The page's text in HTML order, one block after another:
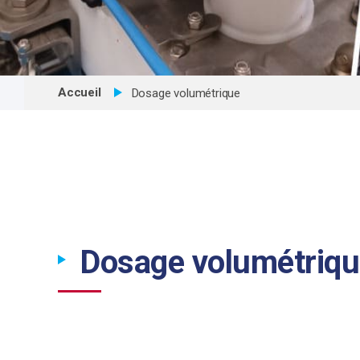
Accueil Dosage volumétrique
Dosage